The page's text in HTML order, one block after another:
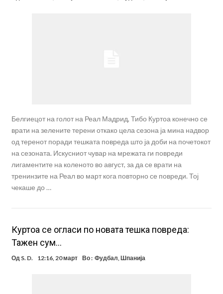
Белгиецот на голот на Реал Мадрид, Тибо Куртоа конечно се
врати на зелените терени откако цела сезона ја мина надвор
од теренот поради тешката повреда што ја доби на почетокот
на сезоната. Искусниот чувар на мрежата ги повреди
лигаментите на коленото во август, за да се врати на
тренинзите на Реал во март кога повторно се повреди. Тој
чекаше до …
Куртоа се огласи по новата тешка повреда:
Тажен сум…
Од S. D. 12:16, 20 март Во : Фудбал,Шпанија